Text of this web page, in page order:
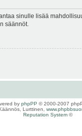
sinulle lisää
säännöt.
by phpPP © 2000-2007
Lurttinen,
Reputation System ©